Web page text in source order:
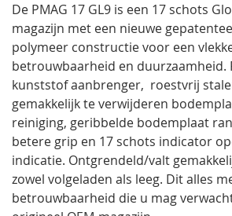
De PMAG 17 GL9 is een 17 schots
magazijn met een nieuwe
polymeer constructie voor een
betrouwbaarheid en duurzaamheid.
kunststof aanbrenger, roestvrij
gemakkelijk te verwijderen
reiniging, geribbelde bodemplaat
betere grip en 17 schots indicator
indicatie. Ontgrendeld/valt
zowel volgeladen als leeg. Dit alles
betrouwbaarheid die u mag